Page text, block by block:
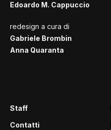
Edoardo M. Cappuccio
redesign a cura di
Gabriele Brombin
Anna Quaranta
Staff
Contatti